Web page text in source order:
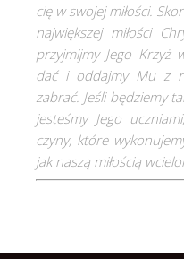
cię w swojej miłości.
największej miłości
przyjmijmy Jego Krzyż
dać i oddajmy Mu z
zabrać. Jeśli będziemy
jesteśmy Jego
czyny, które
jak naszą miłością